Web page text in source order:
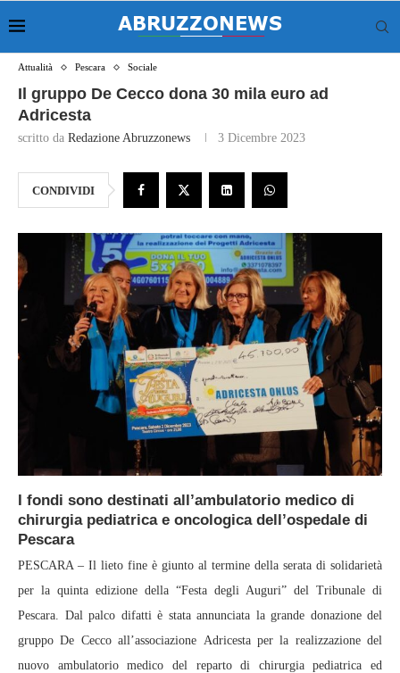
Attualità Pescara Sociale
Il gruppo De Cecco dona 30 mila euro ad
Adricesta
scritto da Redazione Abruzzonews 3 Dicembre 2023
CONDIVIDI
I fondi sono destinati all’ambulatorio medico di
chirurgia pediatrica e oncologica dell’ospedale di
Pescara
PESCARA – Il lieto fine è giunto al termine della serata di solidarietà
per la quinta edizione della “Festa degli Auguri” del Tribunale di
Pescara. Dal palco difatti è stata annunciata la grande donazione del
gruppo De Cecco all’associazione Adricesta per la realizzazione del
nuovo ambulatorio medico del reparto di chirurgia pediatrica ed